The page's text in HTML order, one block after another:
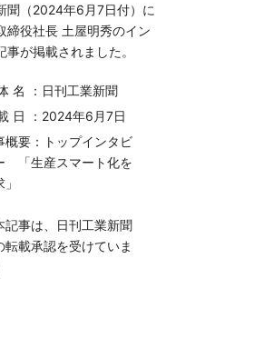
聞（2024年6月7日付）に
締役社長 土屋明秀のイン
事が掲載されました。
名 ：日刊工業新聞
日 ：2024年6月7日
概要：トップインタビ
「生産スマート化を
記事は、日刊工業新聞
転載承認を受けていま